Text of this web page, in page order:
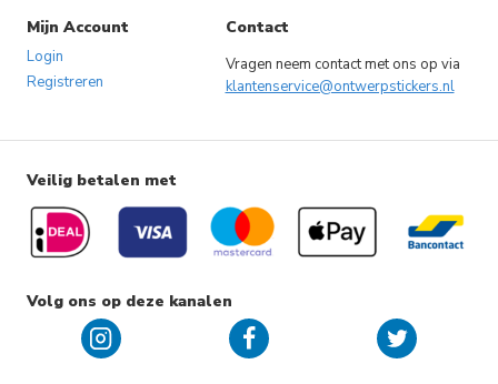
Mijn Account
Login
Registreren
Contact
Vragen neem contact met ons op via
klantenservice@ontwerpstickers.nl
Veilig betalen met
Volg ons op deze kanalen